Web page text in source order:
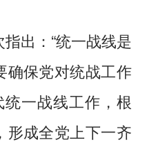
出：“统一战线是
确保党对统战工作
统一战线工作，根
形成全党上下一齐